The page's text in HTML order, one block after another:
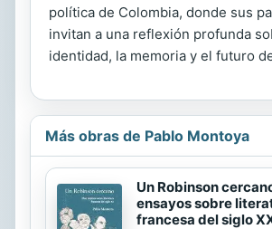
política de Colombia, donde sus
invitan a una reflexión profunda
identidad, la memoria y el futuro
Más obras de Pablo Montoya
Un Robinson
ensayos sobre
francesa del siglo